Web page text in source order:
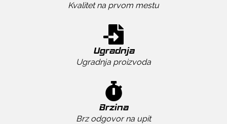
Kvalitet na prvom mestu
Ugradnja
Ugradnja proizvoda
Brzina
Brz odgovor na upit